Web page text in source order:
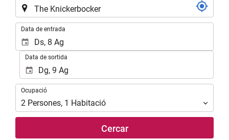
Data de entrada
Data de sortida
Ocupació
Ocupació
2 Persones, 1 Habitació
Cercar